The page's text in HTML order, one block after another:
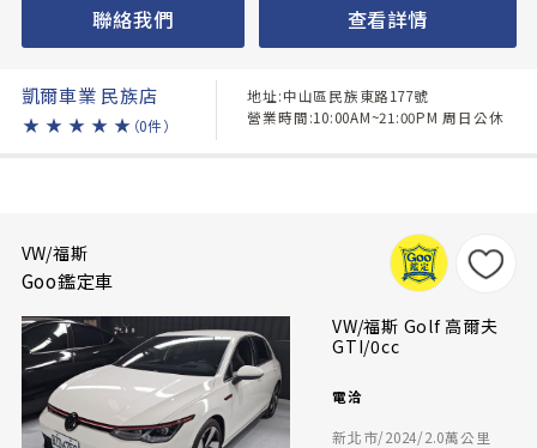
聯絡我們 查看詳情
凱爾車業 民族店
★ ★ ★ ★ ★ （0件）
地址:中山區民族東路177號
營業時間:10:00AM~21:00PM 周日公休
VW/福斯
Goo鑑定車
VW/福斯 Golf 高爾夫
GTI/0cc
電洽
新北市/2024/2.0萬公里